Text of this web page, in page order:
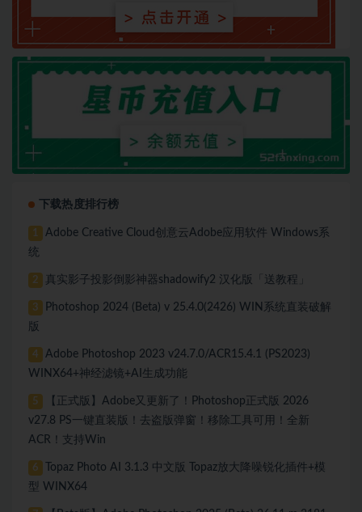
下载热度排行榜
1
Adobe Creative Cloud创意云Adobe应用软件 Windows系
统
2 真实影子投影倒影神器shadowify2 汉化版「送教程」
3
Photoshop 2024 (Beta) v 25.4.0(2426) WIN系统直装破解
版
4
Adobe Photoshop 2023 v24.7.0/ACR15.4.1 (PS2023)
WINX64+神经滤镜+AI生成功能
5
【正式版】Adobe又更新了！Photoshop正式版 2026
v27.8 PS一键直装版！去盗版弹窗！移除工具可用！全新
ACR！支持Win
6
Topaz Photo AI 3.1.3 中文版 Topaz放大降噪锐化插件+模
型 WINX64